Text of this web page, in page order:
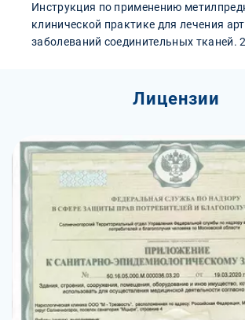
Инструкция по применению
клинической практике для лечения
заболеваний соединительных тканей.
Лицензии